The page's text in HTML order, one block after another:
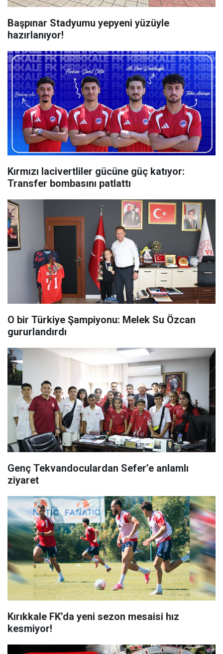
Başpınar Stadyumu yepyeni yüzüyle
hazırlanıyor!
Kırmızı lacivertliler gücüne güç katıyor:
Transfer bombasını patlattı
O bir Türkiye Şampiyonu: Melek Su Özcan
gururlandırdı
Genç Tekvandoculardan Sefer’e anlamlı
ziyaret
Kırıkkale FK’da yeni sezon mesaisi hız
kesmiyor!